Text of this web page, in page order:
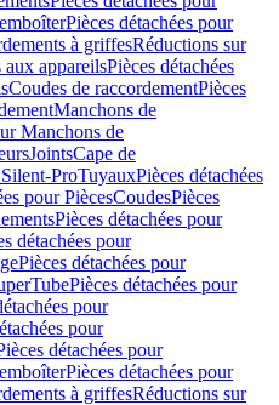
Pièces détachées pour
à griffesRéductions sur
aux appareilsPièces détachées
Coudes de raccordementPièces
Manchons de
Manchons de
JointsCape de
ProTuyauxPièces détachées
pour PiècesCoudesPièces
Pièces détachées pour
détachées pour
Pièces détachées pour
Pièces détachées pour
pour
pour
détachées pour
Pièces détachées pour
à griffesRéductions sur